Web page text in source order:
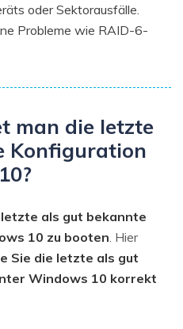
oder Sektorausfälle.
Probleme wie RAID-6-
man die letzte
Konfiguration
als gut bekannte
10 zu booten . Hier
Sie die letzte als gut
Windows 10 korrekt